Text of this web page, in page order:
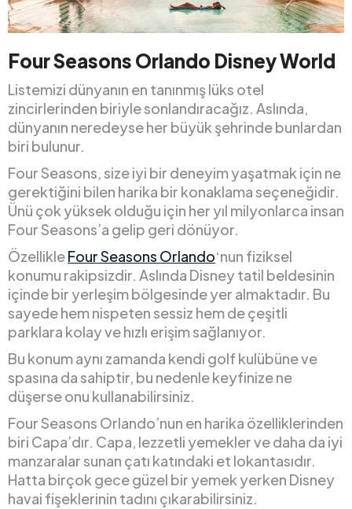
Four Seasons Orlando Disney World
Listemizi dünyanın en tanınmış lüks otel
zincirlerinden biriyle sonlandıracağız. Aslında,
dünyanın neredeyse her büyük şehrinde bunlardan
biri bulunur.
Four Seasons, size iyi bir deneyim yaşatmak için ne
gerektiğini bilen harika bir konaklama seçeneğidir.
Ünü çok yüksek olduğu için her yıl milyonlarca insan
Four Seasons’a gelip geri dönüyor.
ÖzellikleFour Seasons Orlando‘nun fiziksel
konumu rakipsizdir. Aslında Disney tatil beldesinin
içinde bir yerleşim bölgesinde yer almaktadır. Bu
sayede hem nispeten sessiz hem de çeşitli
parklara kolay ve hızlı erişim sağlanıyor.
Bu konum aynı zamanda kendi golf kulübüne ve
spasına da sahiptir, bu nedenle keyfinize ne
düşerse onu kullanabilirsiniz.
Four Seasons Orlando’nun en harika özelliklerinden
biri Capa’dır. Capa, lezzetli yemekler ve daha da iyi
manzaralar sunan çatı katındaki et lokantasıdır.
Hatta birçok gece güzel bir yemek yerken Disney
havai fişeklerinin tadını çıkarabilirsiniz.